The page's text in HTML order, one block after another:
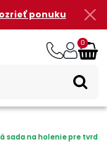
ponuku
0
sada na holenie pre tvrdé